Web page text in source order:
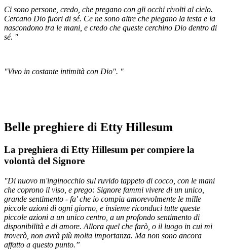
Ci sono persone, credo, che pregano con gli occhi rivolti al cielo.
Cercano Dio fuori di sé. Ce ne sono altre che piegano la testa e la
nascondono tra le mani, e credo che queste cerchino Dio dentro di
sé. "
"Vivo in costante intimità con Dio". "
Belle preghiere di Etty Hillesum
La preghiera di Etty Hillesum per compiere la
volontà del Signore
"Di nuovo m'inginocchio sul ruvido tappeto di cocco, con le mani
che coprono il viso, e prego: Signore fammi vivere di un unico,
grande sentimento - fa' che io compia amorevolmente le mille
piccole azioni di ogni giorno, e insieme riconduci tutte queste
piccole azioni a un unico centro, a un profondo sentimento di
disponibilità e di amore. Allora quel che farò, o il luogo in cui mi
troverò, non avrà più molta importanza. Ma non sono ancora
affatto a questo punto.”